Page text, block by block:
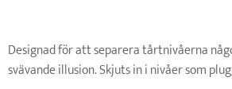
Designad för att separera tårtnivåerna
svävande illusion. Skjuts in i nivåer som